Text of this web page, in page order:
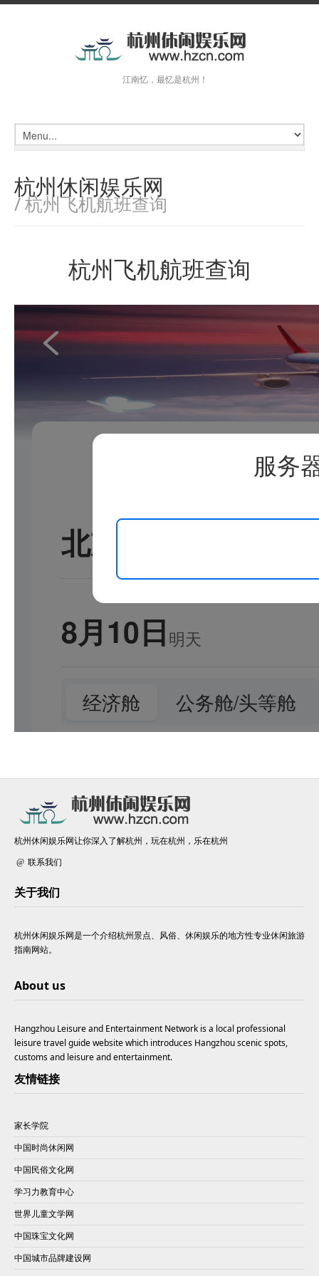
江南忆，最忆是杭州！
杭州休闲娱乐网
/ 杭州飞机航班查询
杭州飞机航班查询
杭州休闲娱乐网让你深入了解杭州，玩在杭州，乐在杭州
联系我们
关于我们
杭州休闲娱乐网是一个介绍杭州景点、风俗、休闲娱乐的地方性专业休闲旅游
指南网站。
About us
Hangzhou Leisure and Entertainment Network is a local professional
leisure travel guide website which introduces Hangzhou scenic spots,
customs and leisure and entertainment.
友情链接
家长学院
中国时尚休闲网
中国民俗文化网
学习力教育中心
世界儿童文学网
中国珠宝文化网
中国城市品牌建设网